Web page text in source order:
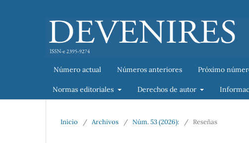
Número actual Números anteriores Próximo
Normas editoriales Derechos de autor
Inicio / Archivos / Núm. 53 (2026): / Reseñas